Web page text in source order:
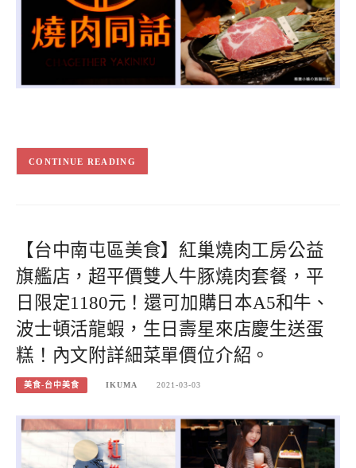
CONTINUE READING
【台中南屯區美食】紅巢燒肉工房公益
旗艦店，超平價雙人牛豚燒肉套餐，平
日限定1180元！還可加購日本A5和牛、
波士頓活龍蝦，生日壽星來店慶生送蛋
糕！內文附詳細菜單價位介紹。
美食-台中美食 IKUMA 2021-03-03